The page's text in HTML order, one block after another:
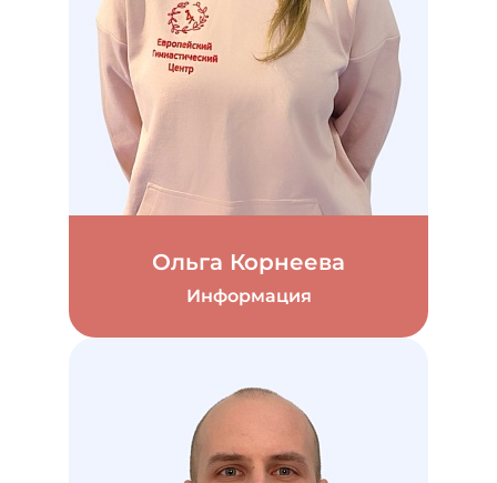
Ольга Корнеева
Информация